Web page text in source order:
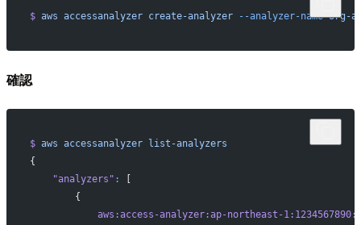
$ aws accessanalyzer create-analyzer --analyzer-name org-
確認
$ aws accessanalyzer list-analyzers
{
    "analyzers"
:
[
        {
aws:access-analyzer:ap-northeast-